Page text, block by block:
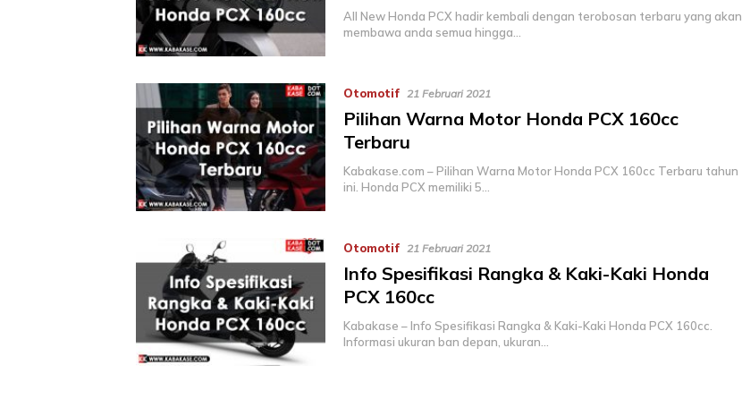
All New Honda PCX hadir kembali dengan terobosan terbaru yang akan
membawa anda semua hingga…
Otomotif 21 Februari 2021
Pilihan Warna Motor Honda PCX 160cc
Terbaru
Kabakase.com – Pilihan Warna Motor Honda PCX 160cc Terbaru tahun
ini. Honda PCX memiliki 5…
Otomotif 21 Februari 2021
Info Spesifikasi Rangka & Kaki-Kaki Honda
PCX 160cc
Kabakase – Info Spesifikasi Rangka & Kaki-Kaki Honda PCX 160cc.
Informasi ukuran ban depan, ukuran…